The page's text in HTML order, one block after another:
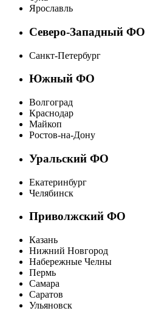
Ярославль
Северо-Западный ФО
Санкт-Петербург
Южный ФО
Волгоград
Краснодар
Майкоп
Ростов-на-Дону
Уральский ФО
Екатеринбург
Челябинск
Приволжский ФО
Казань
Нижний Новгород
Набережные Челны
Пермь
Самара
Саратов
Ульяновск